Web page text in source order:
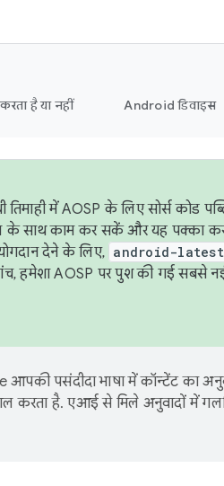
है या नहीं Android डिवाइस
में AOSP के लिए सोर्स कोड
साथ काम कर सकें और यह पक्का कर
देने के लिए, android-
हमेशा AOSP पर पुश की गई सबसे
आपकी पसंदीदा भाषा में कॉन्टेंट का
करता है. एआई से मिले अनुवादों में